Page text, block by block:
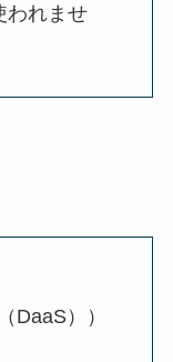
われませ
DaaS））